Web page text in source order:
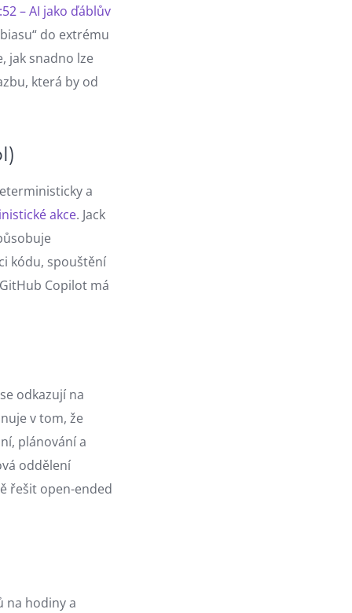
– AI jako ďáblův
do extrému
jak snadno lze
která by od
a
akce. Jack
kódu, spouštění
Copilot má
odkazují na
v tom, že
plánování a
oddělení
řešit open-ended
na hodiny a